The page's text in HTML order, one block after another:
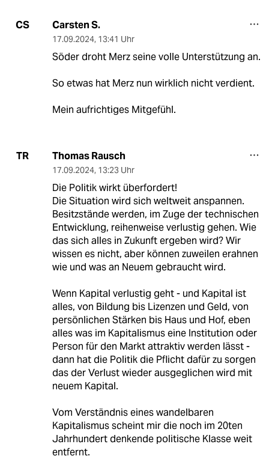
CS Carsten S.
17.09.2024, 13:41 Uhr
Söder droht Merz seine volle Unterstützung an.
So etwas hat Merz nun wirklich nicht verdient.
Mein aufrichtiges Mitgefühl.
TR Thomas Rausch
17.09.2024, 13:23 Uhr
Die Politik wirkt überfordert!
Die Situation wird sich weltweit anspannen.
Besitzstände werden, im Zuge der technischen
Entwicklung, reihenweise verlustig gehen. Wie
das sich alles in Zukunft ergeben wird? Wir
wissen es nicht, aber können zuweilen erahnen
wie und was an Neuem gebraucht wird.
Wenn Kapital verlustig geht - und Kapital ist
alles, von Bildung bis Lizenzen und Geld, von
persönlichen Stärken bis Haus und Hof, eben
alles was im Kapitalismus eine Institution oder
Person für den Markt attraktiv werden lässt -
dann hat die Politik die Pflicht dafür zu sorgen
das der Verlust wieder ausgeglichen wird mit
neuem Kapital.
Vom Verständnis eines wandelbaren
Kapitalismus scheint mir die noch im 20ten
Jahrhundert denkende politische Klasse weit
entfernt.